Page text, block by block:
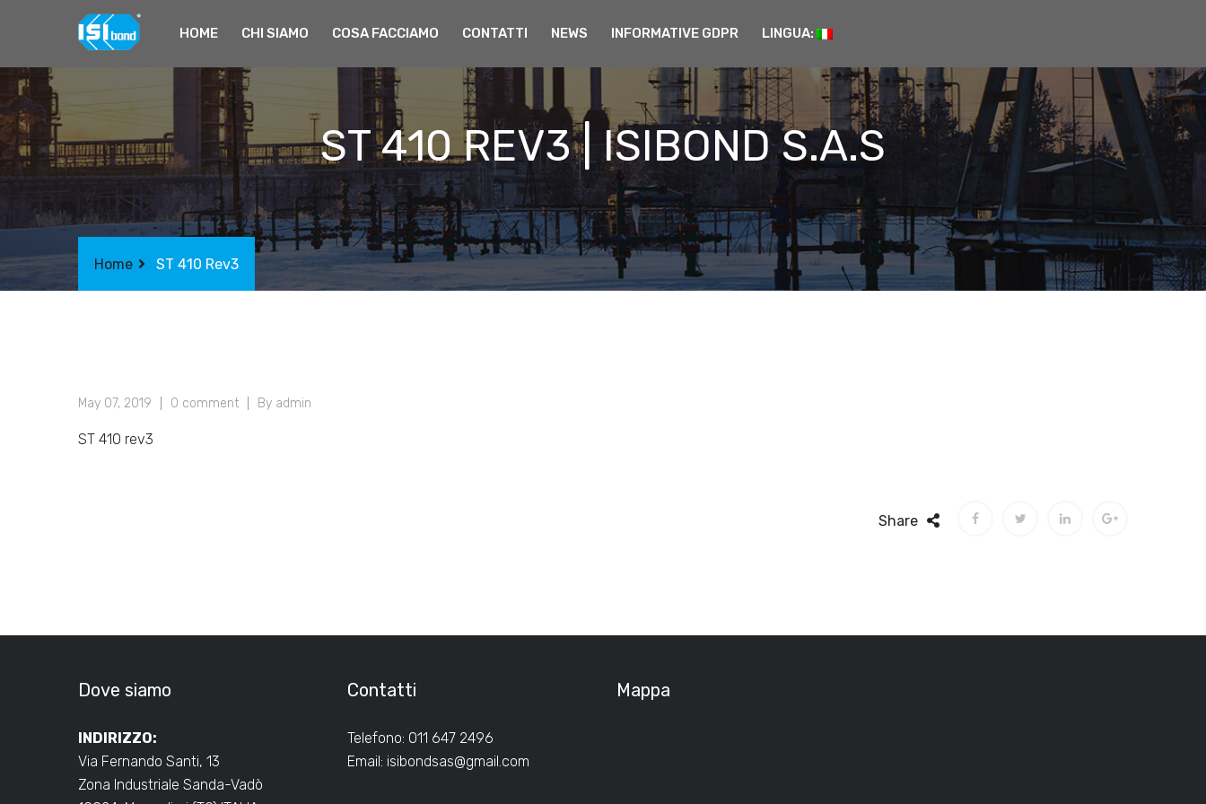
HOME CHI SIAMO COSA FACCIAMO CONTATTI NEWS INFORMATIVE GDPR LINGUA:
ST 410 REV3 | ISIBOND S.A.S
Home ST 410 Rev3
May 07, 2019 0 comment By admin
ST 410 rev3
Share
Dove siamo
INDIRIZZO:
Via Fernando Santi, 13
Zona Industriale Sanda-Vadò
Contatti
Telefono: 011 647 2496
Email: isibondsas@gmail.com
Mappa